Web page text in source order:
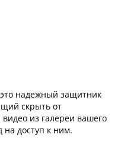
надежный защитник
скрыть от
из галереи вашего
на доступ к ним.